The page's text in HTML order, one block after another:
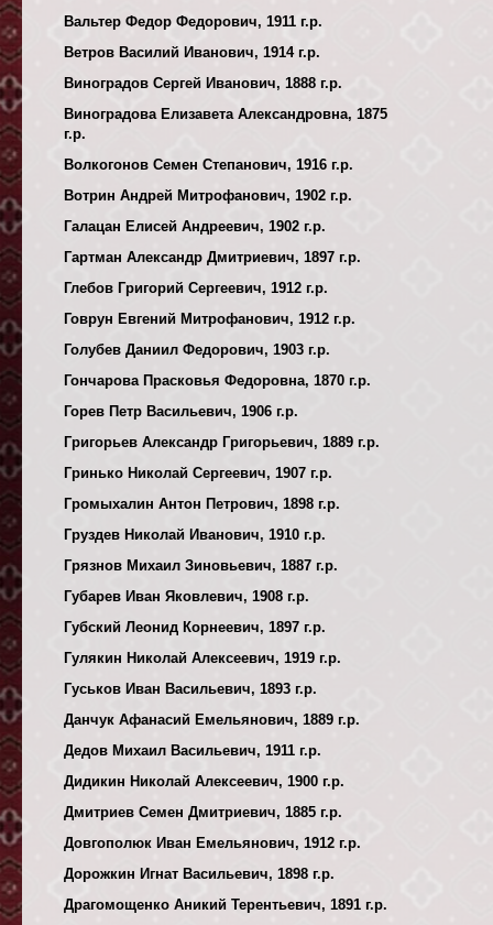
Вальтер Федор Федорович, 1911 г.р.
Ветров Василий Иванович, 1914 г.р.
Виноградов Сергей Иванович, 1888 г.р.
Виноградова Елизавета Александровна, 1875
г.р.
Волкогонов Семен Степанович, 1916 г.р.
Вотрин Андрей Митрофанович, 1902 г.р.
Галацан Елисей Андреевич, 1902 г.р.
Гартман Александр Дмитриевич, 1897 г.р.
Глебов Григорий Сергеевич, 1912 г.р.
Говрун Евгений Митрофанович, 1912 г.р.
Голубев Даниил Федорович, 1903 г.р.
Гончарова Прасковья Федоровна, 1870 г.р.
Горев Петр Васильевич, 1906 г.р.
Григорьев Александр Григорьевич, 1889 г.р.
Гринько Николай Сергеевич, 1907 г.р.
Громыхалин Антон Петрович, 1898 г.р.
Груздев Николай Иванович, 1910 г.р.
Грязнов Михаил Зиновьевич, 1887 г.р.
Губарев Иван Яковлевич, 1908 г.р.
Губский Леонид Корнеевич, 1897 г.р.
Гулякин Николай Алексеевич, 1919 г.р.
Гуськов Иван Васильевич, 1893 г.р.
Данчук Афанасий Емельянович, 1889 г.р.
Дедов Михаил Васильевич, 1911 г.р.
Дидикин Николай Алексеевич, 1900 г.р.
Дмитриев Семен Дмитриевич, 1885 г.р.
Довгополюк Иван Емельянович, 1912 г.р.
Дорожкин Игнат Васильевич, 1898 г.р.
Драгомощенко Аникий Терентьевич, 1891 г.р.